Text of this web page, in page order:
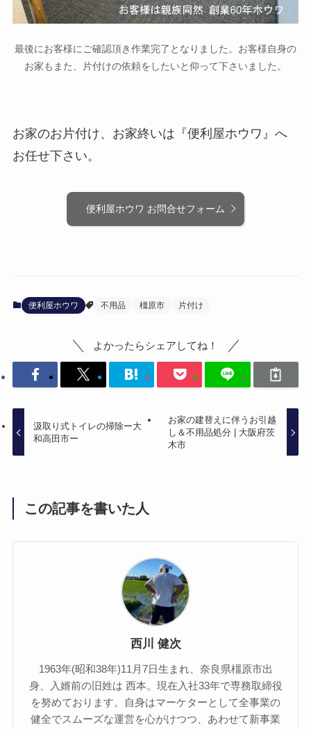
最後にお客様にご確認頂き作業完了となりました。お客様自身の
お家もまた、片付けの依頼をしたいと仰って下さいました。
お家のお片付け、お家終いは『便利屋ホウワ』へ
お任せ下さい。
便利屋ホウワ お問合せフォーム
便利屋ホウワ 不用品 橿原市 片付け
よかったらシェアしてね！
汲取り式トイレの掃除ー大
和高田市ー
お家の建替えに伴うお引越
し＆不用品処分 | 大阪府茨
木市
この記事を書いた人
西川 健次
1963年(昭和38年)11月7日生まれ、奈良県橿原市出
身、入婿前の旧姓は 西本。現在入社33年で専務取締役
を努めております。自身はマーケターとして全事業の
健全でスムーズな運営を心がけつつ、あわせて新事業